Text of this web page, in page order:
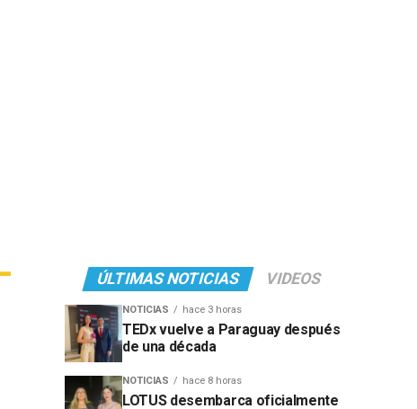
ÚLTIMAS NOTICIAS VIDEOS
NOTICIAS hace 3 horas
TEDx vuelve a Paraguay después
de una década
NOTICIAS hace 8 horas
LOTUS desembarca oficialmente